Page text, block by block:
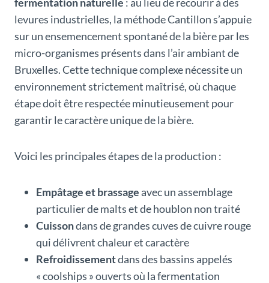
levures industrielles, la méthode Cantillon s’appuie
sur un ensemencement spontané de la bière par les
micro-organismes présents dans l’air ambiant de
Bruxelles. Cette technique complexe nécessite un
environnement strictement maîtrisé, où chaque
étape doit être respectée minutieusement pour
garantir le caractère unique de la bière.
Voici les principales étapes de la production :
Empâtage et brassageavec un assemblage
particulier de malts et de houblon non traité
Cuissondans de grandes cuves de cuivre rouge
qui délivrent chaleur et caractère
Refroidissementdans des bassins appelés
« coolships » ouverts où la fermentation